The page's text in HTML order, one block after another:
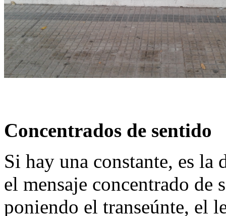
Concentrados de sentido
Si hay una constante, es la
el mensaje concentrado
poniendo el transeúnte, el